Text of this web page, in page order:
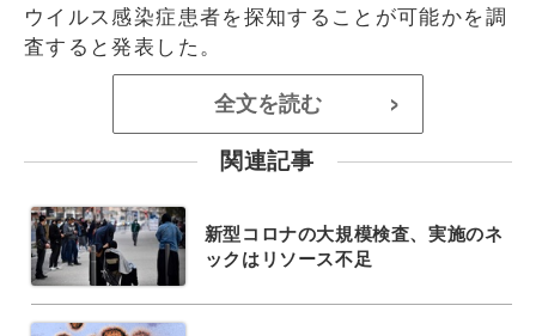
ウイルス感染症患者を探知することが可能かを調
査すると発表した。
全文を読む >
関連記事
新型コロナの大規模検査、実施のネ
ックはリソース不足